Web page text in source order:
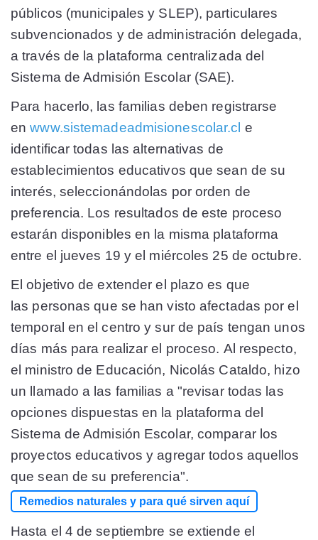
públicos (municipales y SLEP), particulares
subvencionados y de administración delegada,
a través de la plataforma centralizada del
Sistema de Admisión Escolar (SAE).
Para hacerlo, las familias deben registrarse
enwww.sistemadeadmisionescolar.cl e
identificar todas las alternativas de
establecimientos educativos que sean de su
interés, seleccionándolas por orden de
preferencia. Los resultados de este proceso
estarán disponibles en la misma plataforma
entre el jueves 19 y el miércoles 25 de octubre.
El objetivo de extender el plazo es que
las personas que se han visto afectadas por el
temporal en el centro y sur de país tengan unos
días más para realizar el proceso. Al respecto,
el ministro de Educación, Nicolás Cataldo, hizo
un llamado a las familias a "revisar todas las
opciones dispuestas en la plataforma del
Sistema de Admisión Escolar, comparar los
proyectos educativos y agregar todos aquellos
que sean de su preferencia".
Remedios naturales y para qué sirven aquí
Hasta el 4 de septiembre se extiende el